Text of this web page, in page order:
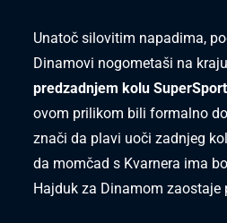
Unatoč silovitim napadima,
Dinamovi nogometaši na
predzadnjem kolu
ovom prilikom bili formalno
znači da plavi uoči zadnjeg
da momčad s Kvarnera ima
Hajduk za Dinamom